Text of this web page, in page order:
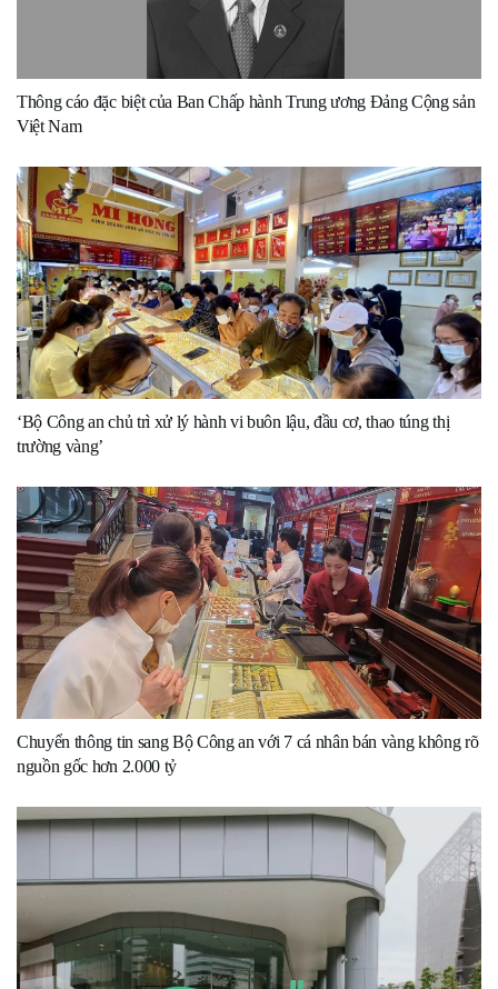
Thông cáo đặc biệt của Ban Chấp hành Trung ương Đảng Cộng sản
Việt Nam
‘Bộ Công an chủ trì xử lý hành vi buôn lậu, đầu cơ, thao túng thị
trường vàng’
Chuyển thông tin sang Bộ Công an với 7 cá nhân bán vàng không rõ
nguồn gốc hơn 2.000 tỷ